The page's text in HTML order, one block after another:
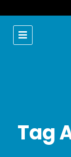
Tag